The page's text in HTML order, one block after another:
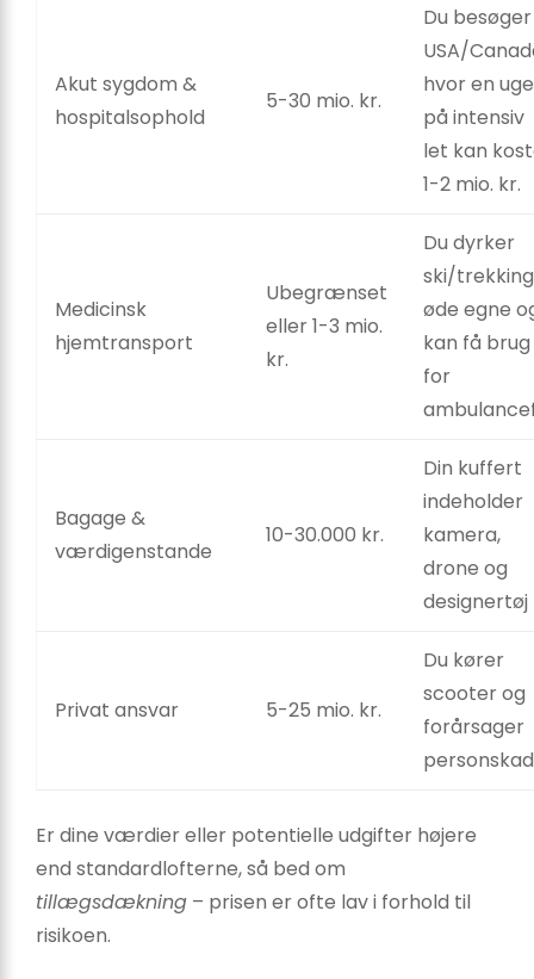
Akut sygdom &
hospitalsophold
5-30 mio. kr.
Du besøger
USA/
hvor en uge
på intensiv
let kan
1-2 mio. kr.
Medicinsk
hjemtransport
Ubegrænset
eller 1-3 mio.
kr.
Du dyrker
ski/
øde egne
kan få brug
for
Bagage &
værdigenstande
10-30.000 kr.
Din kuffert
indeholder
kamera,
drone og
designer­tøj
Privat ansvar 5-25 mio. kr.
Du kører
scooter og
forårsager
Er dine værdier eller potentielle udgifter højere
end standardlofterne, så bed om
tillægsdækning – prisen er ofte lav i forhold til
risikoen.